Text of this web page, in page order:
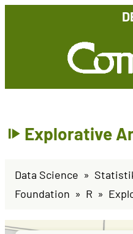
Explorative
Data Science
Foundation
R